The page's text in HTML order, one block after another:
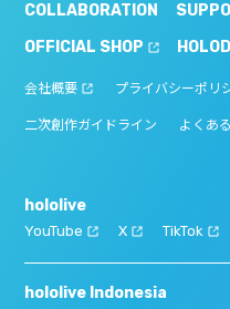
COLLABORATION
OFFICIAL SHOP
会社概要 プライバシーポリ
二次創作ガイドライン よくあ
hololive
YouTube X TikTok
hololive Indonesia